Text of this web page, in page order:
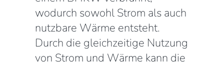
wodurch sowohl Strom als auch
nutzbare Wärme entsteht.
Durch die gleichzeitige Nutzung
von Strom und Wärme kann die